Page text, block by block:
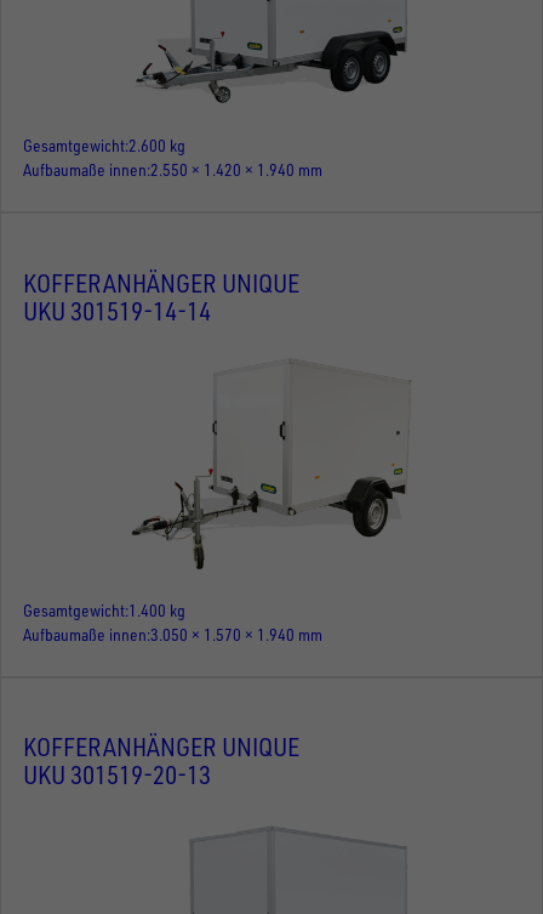
Gesamtgewicht2.600 kg
Aufbaumaße innen 2.550 × 1.420 × 1.940 mm
KOFFERANHÄNGER UNIQUE
UKU 301519-14-14
Gesamtgewicht 1.400 kg
Aufbaumaße innen 3.050 × 1.570 × 1.940 mm
KOFFERANHÄNGER UNIQUE
UKU 301519-20-13